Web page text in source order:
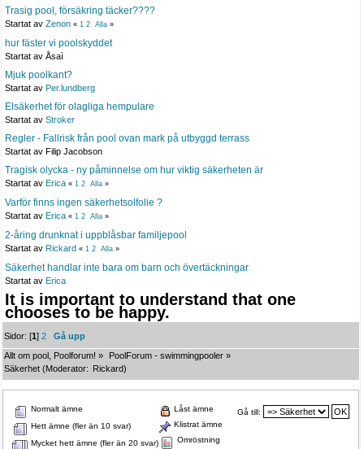
Trasig pool, försäkring täcker????
Startat av Zenon « 1 2 Alla »
hur fäster vi poolskyddet
Startat av Åsaì
Mjuk poolkant?
Startat av Per.lundberg
Elsäkerhet för olagliga hempulare
Startat av Stroker
Regler - Fallrisk från pool ovan mark på utbyggd terrass
Startat av Filip Jacobson
Tragisk olycka - ny påminnelse om hur viktig säkerheten är
Startat av Erica « 1 2 Alla »
Varför finns ingen säkerhetsolfolie ?
Startat av Erica « 1 2 Alla »
2-åring drunknat i uppblåsbar familjepool
Startat av Rickard « 1 2 Alla »
Säkerhet handlar inte bara om barn och övertäckningar
Startat av Erica
It is important to understand that one
chooses to be happy.
Sidor: [1]2
Gå upp
Allt om pool, Poolforum! » PoolForum - swimmingpooler »
Säkerhet (Moderator: Rickard)
Gå till:
Normalt ämne
Hett ämne (fler än 10 svar)
Mycket hett ämne (fler än 20 svar)
Låst ämne
Klistrat ämne
Omröstning